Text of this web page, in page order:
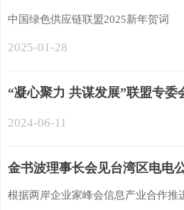
中国绿色供应链联盟2025新年贺词
2025-01-28
“凝心聚力 共谋发展”联盟专委
2024-06-11
金书波理事长会见台湾区电电
根据两岸企业家峰会信息产业合作推